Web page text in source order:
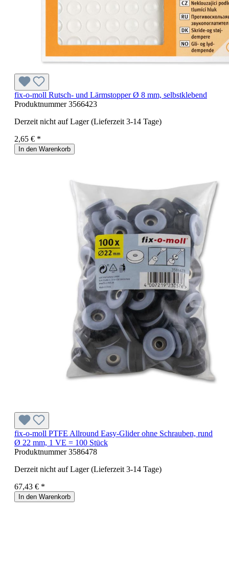
fix-o-moll Rutsch- und Lärmstopper Ø 8 mm, selbstklebend
Produktnummer3566423
Derzeit nicht auf Lager (Lieferzeit 3-14 Tage)
2,65 € *
In den Warenkorb
fix-o-moll PTFE Allround Easy-Glider ohne Schrauben, rund
Ø 22 mm, 1 VE = 100 Stück
Produktnummer3586478
Derzeit nicht auf Lager (Lieferzeit 3-14 Tage)
67,43 € *
In den Warenkorb